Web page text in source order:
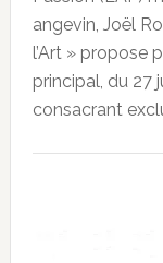
angevin, Joël
l’Art » propose
principal, du 27
consacrant